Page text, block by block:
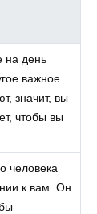
на день
важное
значит, вы
чтобы вы
человека
к вам. Он